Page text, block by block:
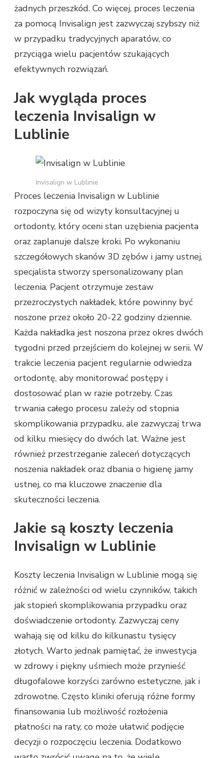
żadnych przeszkód. Co więcej, proces leczenia
za pomocą Invisalign jest zazwyczaj szybszy niż
w przypadku tradycyjnych aparatów, co
przyciąga wielu pacjentów szukających
efektywnych rozwiązań.
Jak wygląda proces
leczenia Invisalign w
Lublinie
Invisalign w Lublinie
Proces leczenia Invisalign w Lublinie
rozpoczyna się od wizyty konsultacyjnej u
ortodonty, który oceni stan uzębienia pacjenta
oraz zaplanuje dalsze kroki. Po wykonaniu
szczegółowych skanów 3D zębów i jamy ustnej,
specjalista stworzy spersonalizowany plan
leczenia. Pacjent otrzymuje zestaw
przezroczystych nakładek, które powinny być
noszone przez około 20-22 godziny dziennie.
Każda nakładka jest noszona przez okres dwóch
tygodni przed przejściem do kolejnej w serii. W
trakcie leczenia pacjent regularnie odwiedza
ortodontę, aby monitorować postępy i
dostosować plan w razie potrzeby. Czas
trwania całego procesu zależy od stopnia
skomplikowania przypadku, ale zazwyczaj trwa
od kilku miesięcy do dwóch lat. Ważne jest
również przestrzeganie zaleceń dotyczących
noszenia nakładek oraz dbania o higienę jamy
ustnej, co ma kluczowe znaczenie dla
skuteczności leczenia.
Jakie są koszty leczenia
Invisalign w Lublinie
Koszty leczenia Invisalign w Lublinie mogą się
różnić w zależności od wielu czynników, takich
jak stopień skomplikowania przypadku oraz
doświadczenie ortodonty. Zazwyczaj ceny
wahają się od kilku do kilkunastu tysięcy
złotych. Warto jednak pamiętać, że inwestycja
w zdrowy i piękny uśmiech może przynieść
długofalowe korzyści zarówno estetyczne, jak i
zdrowotne. Często kliniki oferują różne formy
finansowania lub możliwość rozłożenia
płatności na raty, co może ułatwić podjęcie
decyzji o rozpoczęciu leczenia. Dodatkowo